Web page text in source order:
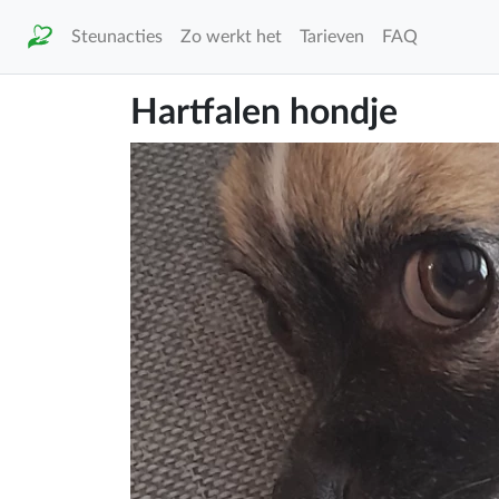
Steunacties Zo werkt het Tarieven FAQ
Hartfalen hondje